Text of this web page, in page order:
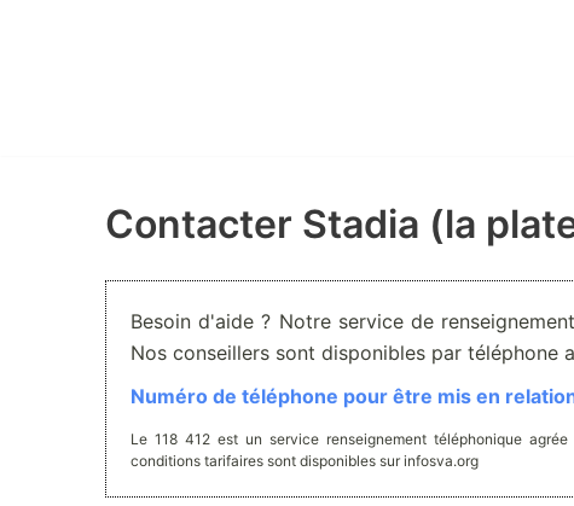
Contacter Stadia (la
Besoin d'aide ? Notre service de
Nos conseillers sont disponibles par téléphone
Numéro de téléphone pour être mis en
Le 118 412 est un service renseignement téléphonique
conditions tarifaires sont disponibles sur infosva.org